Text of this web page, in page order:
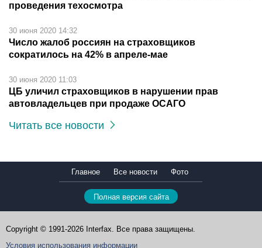
проведения техосмотра
30 июня 2020 14:32
Число жалоб россиян на страховщиков
сократилось на 42% в апреле-мае
30 июня 2020 11:03
ЦБ уличил страховщиков в нарушении прав
автовладельцев при продаже ОСАГО
Читать все новости
Главное Все новости Фото
Полная версия сайта
Copyright © 1991-2026 Interfax. Все права защищены.
Условия использования информации